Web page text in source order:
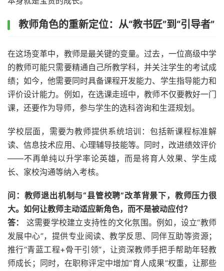
教师角色的重新定位：从“教书匠”到“引导者”
在这场变革中，教师是最关键的变量。过去，一位高级中学
的教师可能只需要精通自己所教学科，并关注学生的考试成
绩；如今，他需要同时具备课程开发能力、学生指导能力和
评价设计能力。例如，在选课走班中，教师不仅要教好一门
课，还要作为导师，参与学生的选科咨询和生涯规划。
学校层面，需要为教师提供系统培训：包括新课程标准解
读、信息技术应用、心理辅导技能等。同时，改进绩效评价
——不再单纯以升学率论英雄，而是将育人效果、学生成
长、家校沟通等纳入考核。
问：教师退出机制与“县管校聘”改革背景下，教师压力很
大。如何让教师主动适应新角色，而不是被动应付？
答：
这需要学校建立支持性的文化氛围。例如，设立“教师
发展中心”，提供专业阅读、教学反思、同伴互助等资源；
推行“青蓝工程+骨干引领”，让资深教师手把手帮助年轻教
师成长；同时，在职称评定中增加“育人成果”权重，让那些